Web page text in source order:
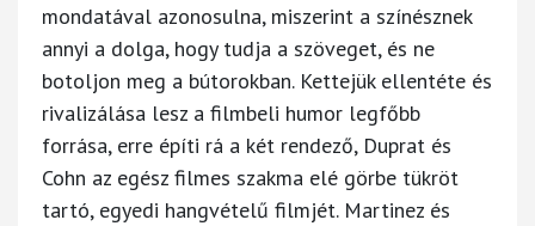
mondatával azonosulna, miszerint a színésznek
annyi a dolga, hogy tudja a szöveget, és ne
botoljon meg a bútorokban. Kettejük ellentéte és
rivalizálása lesz a filmbeli humor legfőbb
forrása, erre építi rá a két rendező, Duprat és
Cohn az egész filmes szakma elé görbe tükröt
tartó, egyedi hangvételű filmjét. Martinez és